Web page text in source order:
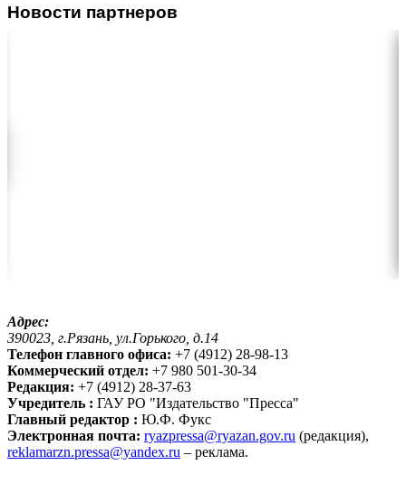
Новости партнеров
Адрес:
390023, г.Рязань, ул.Горького, д.14
Телефон главного офиса: +7 (4912) 28-98-13
Коммерческий отдел: +7 980 501-30-34
Редакция: +7 (4912) 28-37-63
Учредитель : ГАУ РО "Издательство "Пресса"
Главный редактор : Ю.Ф. Фукс
Электронная почта: ryazpressa@ryazan.gov.ru (редакция),
reklamarzn.pressa@yandex.ru – реклама.